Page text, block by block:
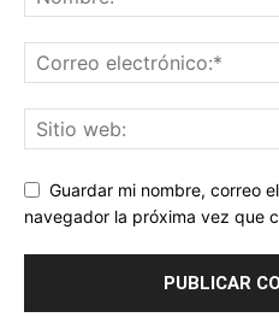
Guardar mi nombre, correo
navegador la próxima vez que